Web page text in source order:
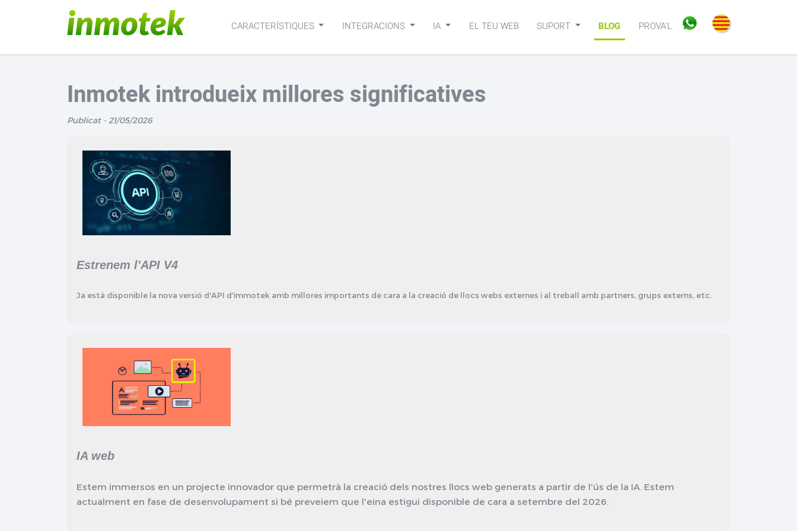
CARACTERÍSTIQUES INTEGRACIONS IA EL TEU WEB SUPORT BLOG PROVA'L
Inmotek introdueix millores significatives
Publicat - 21/05/2026
Estrenem l'API V4
Ja està disponible la nova versió d'API d'immotek amb millores importants de cara a la creació de llocs webs externes i al treball amb partners, grups externs, etc.
IA web
Estem immersos en un projecte innovador que permetrà la creació dels nostres llocs web generats a partir de l'ús de la IA. Estem
actualment en fase de desenvolupament si bé preveiem que l'eina estigui disponible de cara a setembre del 2026.